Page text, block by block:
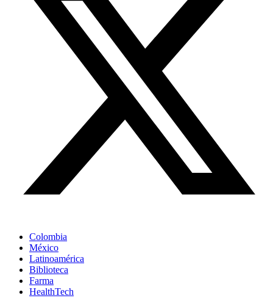
Colombia
México
Latinoamérica
Biblioteca
Farma
HealthTech